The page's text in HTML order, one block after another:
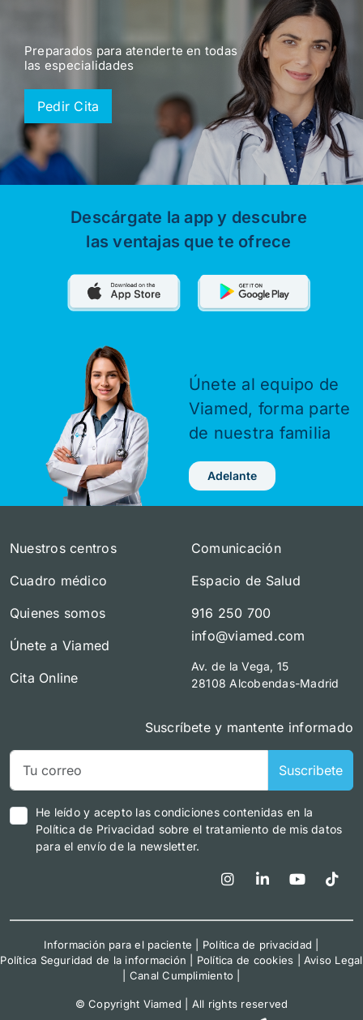
Preparados para atenderte en todas
las especialidades
Pedir Cita
Descárgate la app y descubre
las ventajas que te ofrece
Únete al equipo de
Viamed, forma parte
de nuestra familia
Adelante
Nuestros centros
Cuadro médico
Quienes somos
Únete a Viamed
Cita Online
Comunicación
Espacio de Salud
916 250 700
info@viamed.com
Av. de la Vega, 15
28108 Alcobendas-Madrid
Suscríbete y mantente informado
Suscribete
He leído y acepto las condiciones contenidas en la
Política de Privacidad sobre el tratamiento de mis datos
para el envío de la newsletter.
Información para el paciente Política de privacidad
Política Seguridad de la información
Política de cookies |Aviso Legal
Canal Cumplimiento
© Copyright Viamed | All rights reserved